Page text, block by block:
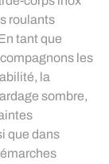
roulants
tant que
les
la
sombre,
que dans